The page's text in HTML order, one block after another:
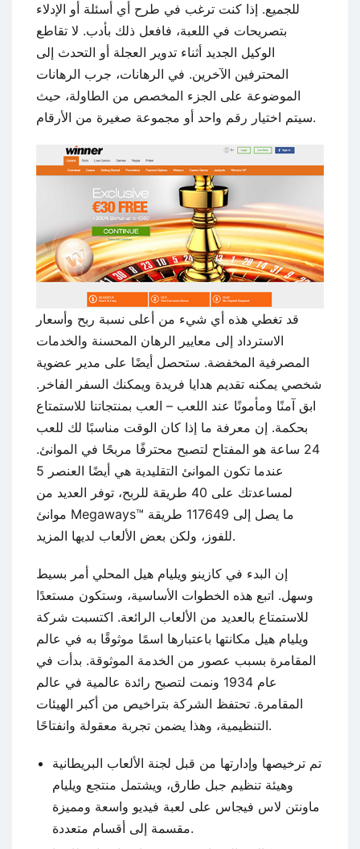
للجميع. إذا كنت ترغب في طرح أي أسئلة أو الإدلاء
بتصريحات في اللعبة، فافعل ذلك بأدب. لا تقاطع
الوكيل الجديد أثناء تدوير العجلة أو التحدث إلى
المحترفين الآخرين. في الرهانات، جرب الرهانات
الموضوعة على الجزء المخصص من الطاولة، حيث
سيتم اختيار رقم واحد أو مجموعة صغيرة من الأرقام.
قد تغطي هذه أي شيء من أعلى نسبة ربح وأسعار
الاسترداد إلى معايير الرهان المحسنة والخدمات
المصرفية المخفضة. ستحصل أيضًا على مدير عضوية
شخصي يمكنه تقديم هدايا فريدة ويمكنك السفر الفاخر.
ابق آمنًا ومأمونًا عند اللعب – العب بمنتجاتنا للاستمتاع
بحكمة. إن معرفة ما إذا كان الوقت مناسبًا لك للعب
24 ساعة هو المفتاح لتصبح محترفًا مربحًا في الموانئ.
عندما تكون الموانئ التقليدية هي أيضًا العنصر 5
لمساعدتك على 40 طريقة للربح، توفر العديد من
موانئ Megaways™ ما يصل إلى 117649 طريقة
للفوز، ولكن بعض الألعاب لديها المزيد.
إن البدء في كازينو ويليام هيل المحلي أمر بسيط
وسهل. اتبع هذه الخطوات الأساسية، وستكون مستعدًا
للاستمتاع بالعديد من الألعاب الرائعة. اكتسبت شركة
ويليام هيل مكانتها باعتبارها اسمًا موثوقًا به في عالم
المقامرة بسبب عصور من الخدمة الموثوقة. بدأت في
عام 1934 ونمت لتصبح رائدة عالمية في عالم
المقامرة. تحتفظ الشركة بتراخيص من أكبر الهيئات
التنظيمية، وهذا يضمن تجربة معقولة وانفتاحًا.
تم ترخيصها وإدارتها من قبل لجنة الألعاب البريطانية
وهيئة تنظيم جبل طارق، ويشتمل منتجع ويليام
ماونتن لاس فيجاس على لعبة فيديو واسعة ومميزة
مقسمة إلى أقسام متعددة.